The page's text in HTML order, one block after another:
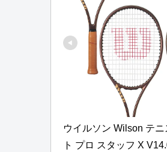
ウイルソン Wilson テニ
ト プロ スタッフ X